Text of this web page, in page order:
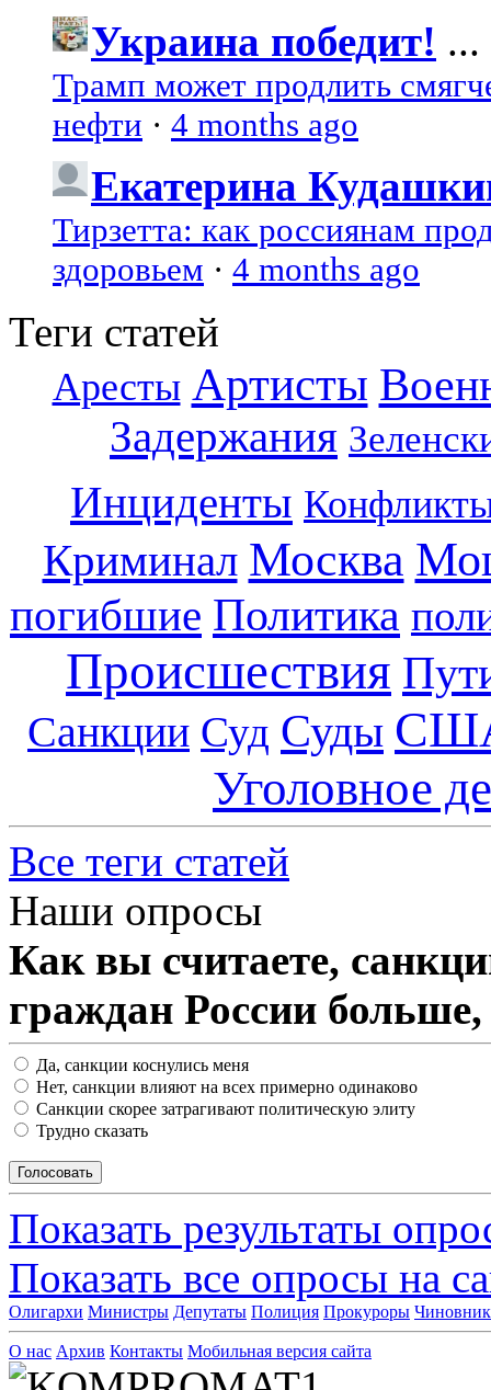
Украина победит! ...
Трамп может продлить
нефти · 4 months ago
Екатерина
Тирзетта: как россиянам
здоровьем · 4 months ago
Теги статей
Аресты Артисты
Задержания
Инциденты
Криминал Москва
погибшие Политика
Происшествия
Санкции Суд Суды
Уголовное
Все теги статей
Наши опросы
Как вы считаете,
граждан России
Да, санкции коснулись меня
Нет, санкции влияют на всех примерно одинаково
Санкции скорее затрагивают политическую элиту
Трудно сказать
Показать результаты
Показать все опросы на
Олигархи Министры Депутаты Полиция Прокуроры
О нас Архив Контакты Мобильная версия сайта